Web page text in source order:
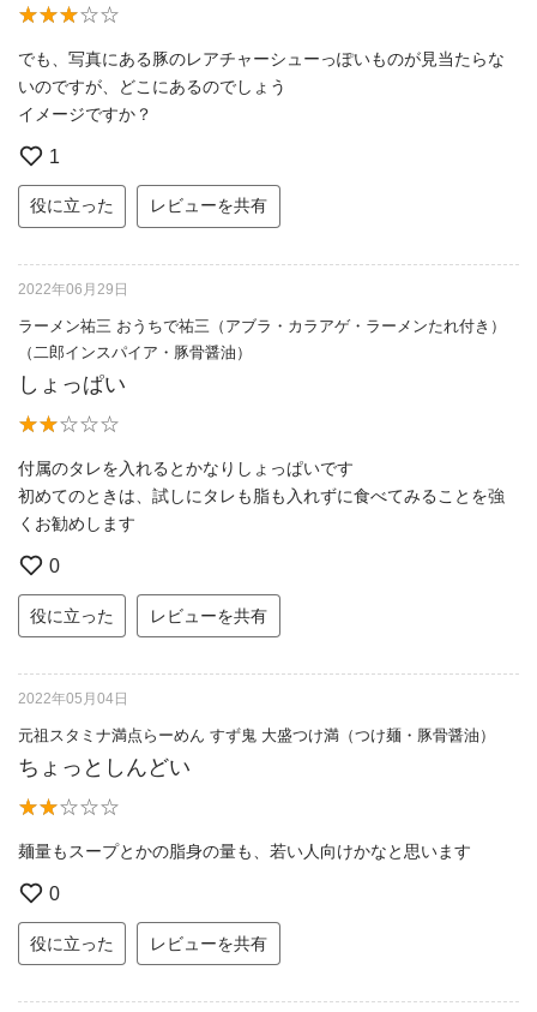
でも、写真にある豚のレアチャーシューっぽいものが見当たらな
いのですが、どこにあるのでしょう
イメージですか？
1
役に立った レビューを共有
2022年06月29日
ラーメン祐三 おうちで祐三（アブラ・カラアゲ・ラーメンたれ付き）
（二郎インスパイア・豚骨醤油）
しょっぱい
付属のタレを入れるとかなりしょっぱいです
初めてのときは、試しにタレも脂も入れずに食べてみることを強
くお勧めします
0
役に立った レビューを共有
2022年05月04日
元祖スタミナ満点らーめん すず鬼 大盛つけ満（つけ麺・豚骨醤油）
ちょっとしんどい
麺量もスープとかの脂身の量も、若い人向けかなと思います
0
役に立った レビューを共有